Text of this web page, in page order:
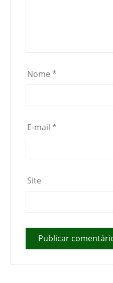
Nome *
E-mail *
Site